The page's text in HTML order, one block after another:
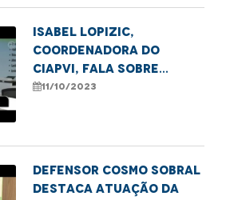
Dutra
Isabel Lopizic,
coordenadora do
CIAPVI, fala sobre
Observatório dos
11/10/2023
Defensor Cosmo Sobral
destaca atuação da